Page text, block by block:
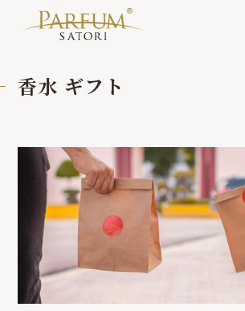
香水 ギフト